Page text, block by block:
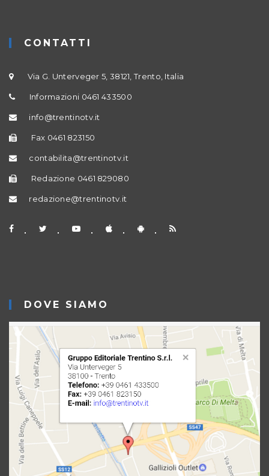
CONTATTI
Via G. Unterveger 5, 38121, Trento, Italia
Informazioni 0461 433500
info@trentinotv.it
Fax 0461 823150
contabilita@trentinotv.it
Redazione 0461 829080
redazione@trentinotv.it
DOVE SIAMO